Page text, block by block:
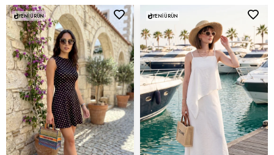
YENI ÜRÜN YENI ÜRÜN